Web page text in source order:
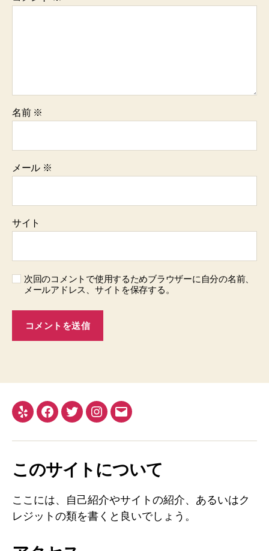
名前 ※
メール ※
サイト
次回のコメントで使用するためブラウザーに自分の名前、
メールアドレス、サイトを保存する。
このサイトについて
ここには、自己紹介やサイトの紹介、あるいはク
レジットの類を書くと良いでしょう。